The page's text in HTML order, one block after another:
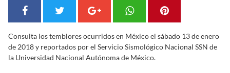
Consulta los temblores ocurridos en México el sábado 13 de enero
de 2018 y reportados por el Servicio Sismológico Nacional SSN de
la Universidad Nacional Autónoma de México.